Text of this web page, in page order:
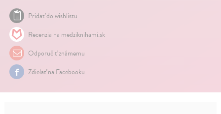
Pridať do wishlistu
Recenzia na medziknihami.sk
Odporučiť známemu
Zdielať na Facebooku